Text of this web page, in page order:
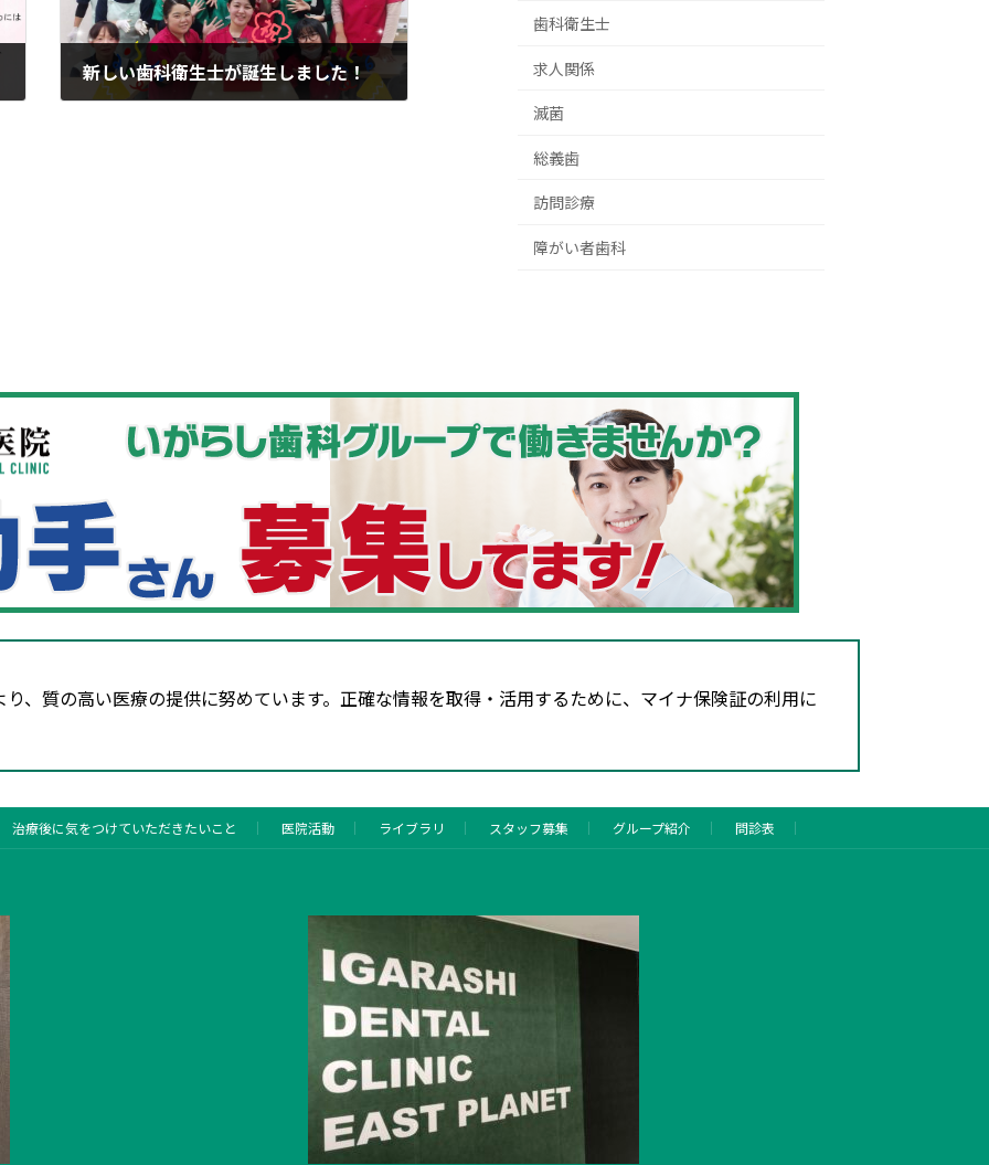
新しい歯科衛生士が誕生しました！
歯科衛生士
求人関係
滅菌
総義歯
訪問診療
障がい者歯科
、質の高い医療の提供に努めています。正確な情報を取得・活用するために、マイナ保険証の利用に
治療後に気をつけていただきたいこと 医院活動 ライブラリ スタッフ募集 グループ紹介 問診表